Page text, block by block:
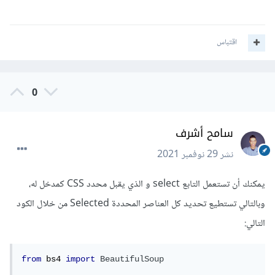
اقتباس
0
سامح أشرف
نشر29 نوفمبر 2021
يمكنك أن تستعمل التابع select و الذي يقبل محدد CSS كمدخل له،
وبالتالي تستطيع تحديد كل العناصر المحددة Selected من خلال الكود
التالي:
from bs4 import BeautifulSoup